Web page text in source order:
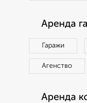
Аренда
Гаражи
Агенство
Аренда